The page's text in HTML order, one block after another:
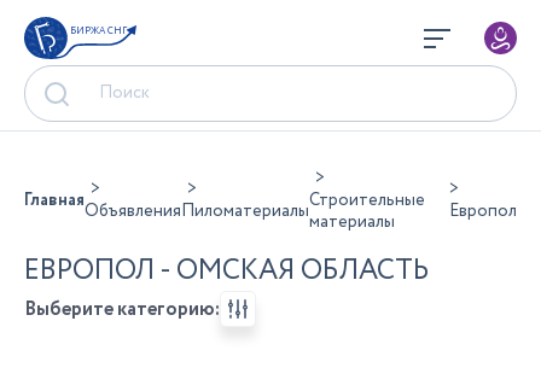
БИРЖА СНГ
ГлавнаяОбъявленияПиломатериалыСтроительные
материалы
Европол
ЕВРОПОЛ - ОМСКАЯ ОБЛАСТЬ
Выберите категорию: